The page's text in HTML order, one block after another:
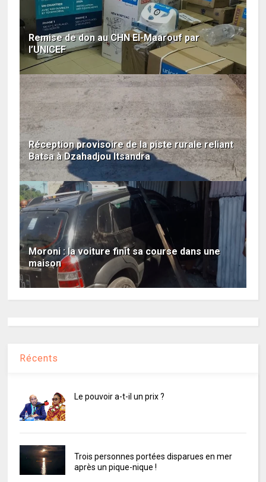
Remise de don au CHN El-Maarouf par
l’UNICEF
Réception provisoire de la piste rurale reliant
Batsa à Dzahadjou Itsandra
Moroni : la voiture finit sa course dans une
maison
Récents
Le pouvoir a-t-il un prix ?
Trois personnes portées disparues en mer
après un pique-nique !